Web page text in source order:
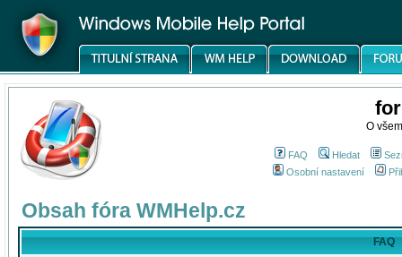
O
FAQ Hledat
Osobní nastavení
Obsah fóra WMHelp.cz
FAQ